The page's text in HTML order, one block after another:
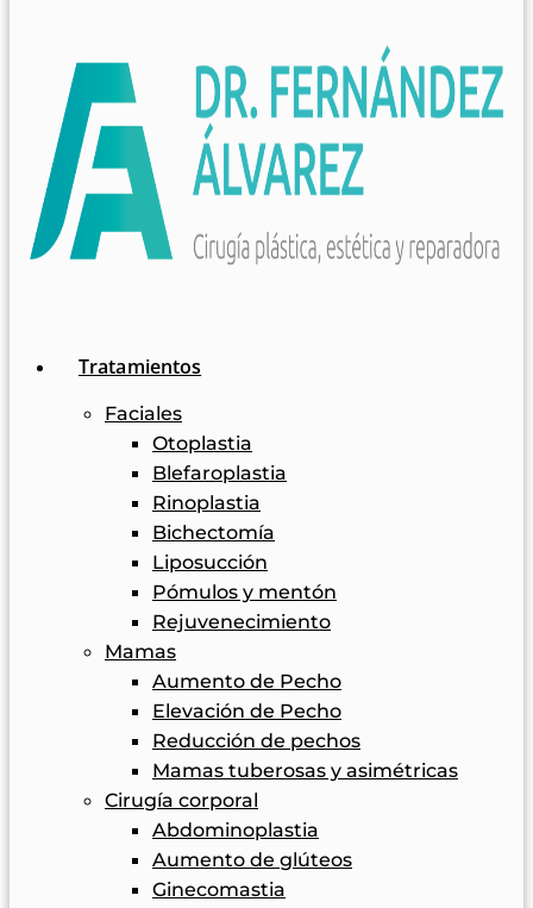
Tratamientos
Faciales
Otoplastia
Blefaroplastia
Rinoplastia
Bichectomía
Liposucción
Pómulos y mentón
Rejuvenecimiento
Mamas
Aumento de Pecho
Elevación de Pecho
Reducción de pechos
Mamas tuberosas y asimétricas
Cirugía corporal
Abdominoplastia
Aumento de glúteos
Ginecomastia